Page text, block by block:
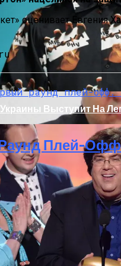
Хмельницкой Области
Выступит На
оценивает Евгения
Плей-